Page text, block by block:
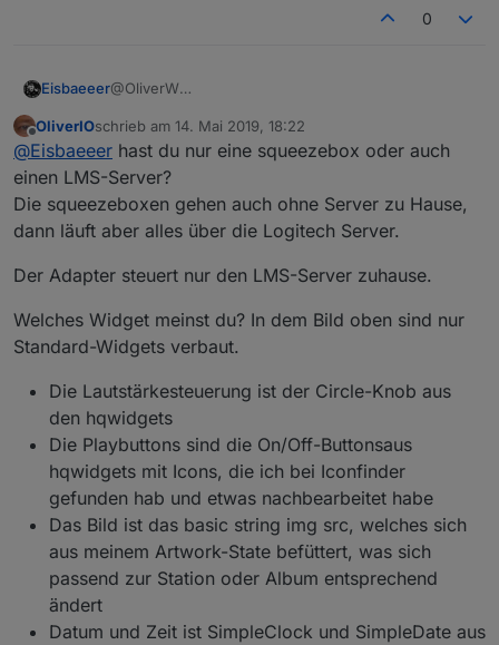
0
Eisbaeeer@OliverW
Habe squeezebox zuhause. Werde das bei
Gelegenheit testen. Kannst du dein Widget für mich
exportieren?
Sieht gut aus, würde ich gerne bei mir einsetzen.
Gruß Eisbaeeer
Offline
OliverIOschrieb am 14. Mai 2019, 18:22
zuletzt editiert von
@Eisbaeeer hast du nur eine squeezebox oder auch
einen LMS-Server?
Die squeezeboxen gehen auch ohne Server zu Hause,
dann läuft aber alles über die Logitech Server.
Der Adapter steuert nur den LMS-Server zuhause.
Welches Widget meinst du? In dem Bild oben sind nur
Standard-Widgets verbaut.
Die Lautstärkesteuerung ist der Circle-Knob aus
den hqwidgets
Die Playbuttons sind die On/Off-Buttonsaus
hqwidgets mit Icons, die ich bei Iconfinder
gefunden hab und etwas nachbearbeitet habe
Das Bild ist das basic string img src, welches sich
aus meinem Artwork-State befüttert, was sich
passend zur Station oder Album entsprechend
ändert
Datum und Zeit ist SimpleClock und SimpleDate aus